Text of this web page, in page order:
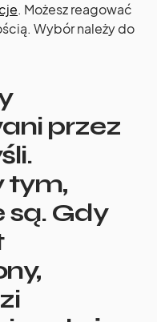
. Możesz reagować
Wybór należy do
przez
tym,
są. Gdy